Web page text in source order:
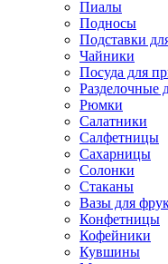
Пиалы
Подносы
Подставки
Чайники
Посуда для
Разделочные
Рюмки
Салатники
Салфетницы
Сахарницы
Солонки
Стаканы
Вазы для
Конфетницы
Кофейники
Кувшины